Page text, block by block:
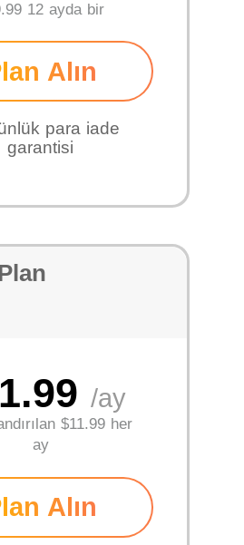
12 ayda bir
Alın
para iade
garantisi
/ay
$11.99 her
ay
Alın